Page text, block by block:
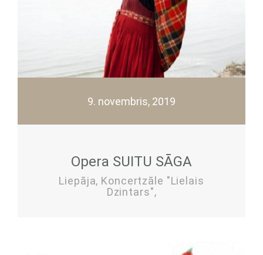
9. novembris, 2019
Opera SUITU SĀGA
Liepāja, Koncertzāle "Lielais
Dzintars",